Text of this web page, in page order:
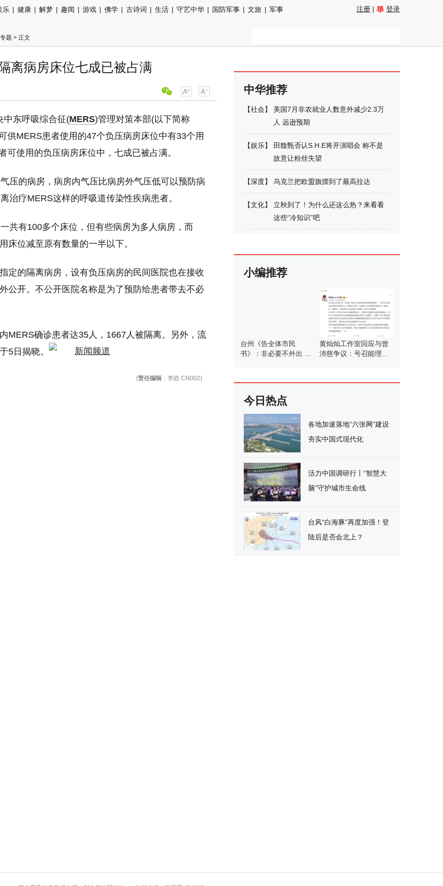
乐 | 健康 | 解梦 | 趣闻 | 游戏 | 佛学 | 古诗词 | 生活 | 守艺中华 | 国防军事 | 文旅 | 军事 注册 | 登录
题 > 正文
离病房床位七成已被占满
中东呼吸综合征(MERS)管理对策本部(以下简称
供MERS患者使用的47个负压病房床位中有33个用
使用的负压病房床位中，七成已被占满。
压的病房，病房内气压比病房外气压低可以预防病
治疗MERS这样的呼吸道传染性疾病患者。
共有100多个床位，但有些病房为多人病房，而
床位减至原有数量的一半以下。
定的隔离病房，设有负压病房的民间医院也在接收
公开。不公开医院名称是为了预防给患者带去不必
MERS确诊患者达35人，1667人被隔离。另外，流
5日揭晓。
(责任编辑 ：李皓 CN002)
中华推荐
【社会】
美国7月非农就业人数意外减少2.3万
人 远逊预期
【娱乐】
田馥甄否认S.H.E将开演唱会 称不是
故意让粉丝失望
【深度】 乌克兰把欧盟旗摆到了最高拉达
【文化】
立秋到了！为什么还这么热？来看看
这些“冷知识”吧
小编推荐
台州《告全体市民
书》：非必要不外出 台
黄灿灿工作室回应与曾
沛慈争议：号召能理智
今日热点
各地加速落地“六张网”建设
夯实中国式现代化
活力中国调研行丨“智慧大
脑”守护城市生命线
台风“白海豚”再度加强！登
陆后是否会北上？